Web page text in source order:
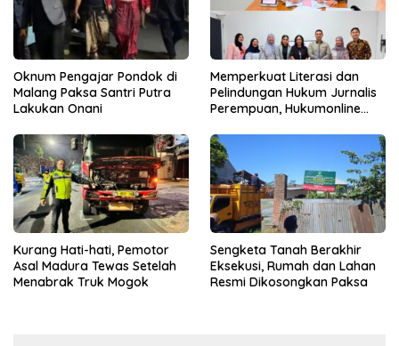
Oknum Pengajar Pondok di
Malang Paksa Santri Putra
Lakukan Onani
Memperkuat Literasi dan
Pelindungan Hukum Jurnalis
Perempuan, Hukumonline
Gratis
Kurang Hati-hati, Pemotor
Asal Madura Tewas Setelah
Menabrak Truk Mogok
Sengketa Tanah Berakhir
Eksekusi, Rumah dan Lahan
Resmi Dikosongkan Paksa